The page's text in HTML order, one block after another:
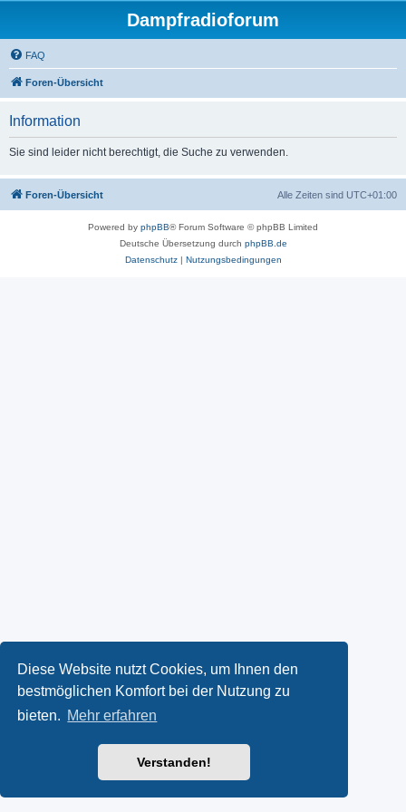
Diese Website nutzt Cookies, um Ihnen den
bestmöglichen Komfort bei der Nutzung zu
bieten. Mehr erfahren
Verstanden!
Dampfradioforum
FAQ
Foren-Übersicht
Information
Sie sind leider nicht berechtigt, die Suche zu verwenden.
Foren-Übersicht Alle Zeiten sind UTC+01:00
Powered by phpBB® Forum Software © phpBB Limited
Deutsche Übersetzung durch phpBB.de
Datenschutz| Nutzungsbedingungen